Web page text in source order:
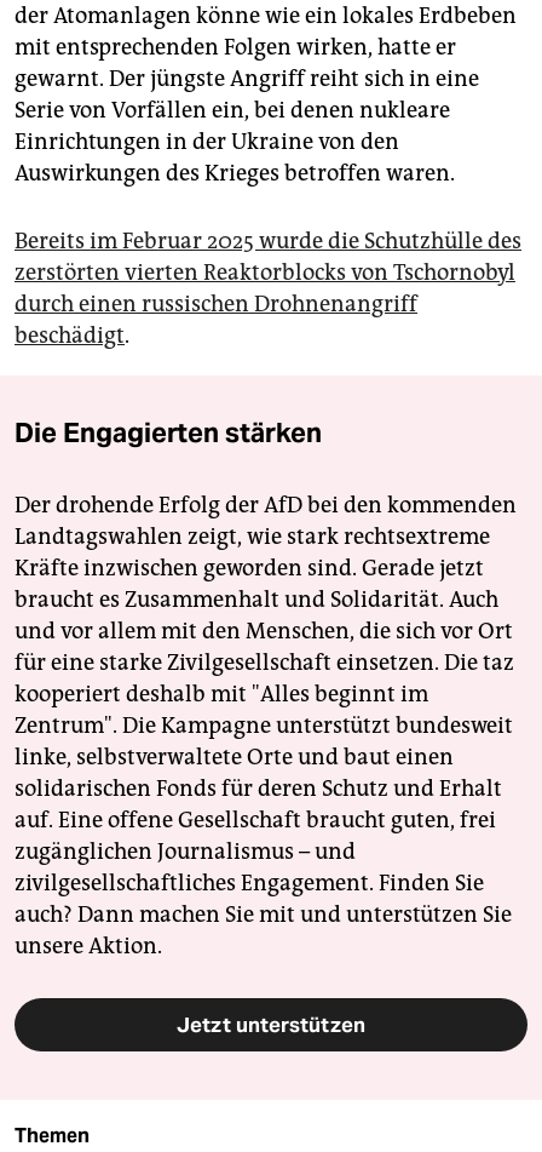
der Atomanlagen könne wie ein lokales Erdbeben
mit entsprechenden Folgen wirken, hatte er
gewarnt. Der jüngste Angriff reiht sich in eine
Serie von Vorfällen ein, bei denen nukleare
Einrichtungen in der Ukraine von den
Auswirkungen des Krieges betroffen waren.
Bereits im Februar 2025 wurde die Schutzhülle des
zerstörten vierten Reaktorblocks von Tschornobyl
durch einen russischen Drohnenangriff
beschädigt.
Die Engagierten stärken
Der drohende Erfolg der AfD bei den kommenden
Landtagswahlen zeigt, wie stark rechtsextreme
Kräfte inzwischen geworden sind. Gerade jetzt
braucht es Zusammenhalt und Solidarität. Auch
und vor allem mit den Menschen, die sich vor Ort
für eine starke Zivilgesellschaft einsetzen. Die taz
kooperiert deshalb mit "Alles beginnt im
Zentrum". Die Kampagne unterstützt bundesweit
linke, selbstverwaltete Orte und baut einen
solidarischen Fonds für deren Schutz und Erhalt
auf. Eine offene Gesellschaft braucht guten, frei
zugänglichen Journalismus – und
zivilgesellschaftliches Engagement. Finden Sie
auch? Dann machen Sie mit und unterstützen Sie
unsere Aktion.
Jetzt unterstützen
Themen